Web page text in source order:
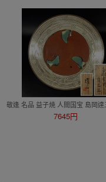
7645円